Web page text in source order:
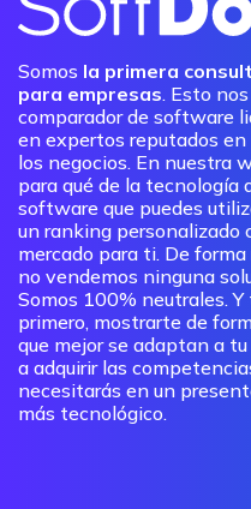
Somos la primera
para empresas. Esto
comparador de software
en expertos reputados
los negocios. En nuestra
para qué de la tecnología
software que puedes
un ranking personalizado
mercado para ti. De
no vendemos ninguna
Somos 100% neutrales.
primero, mostrarte de
que mejor se adaptan a
a adquirir las
necesitarás en un
más tecnológico.